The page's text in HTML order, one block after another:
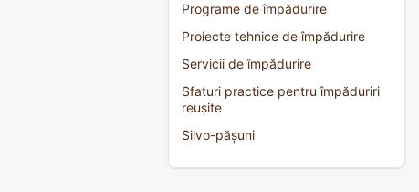
Programe de împădurire
Proiecte tehnice de împădurire
Servicii de împădurire
Sfaturi practice pentru împăduriri
reușite
Silvo-pășuni